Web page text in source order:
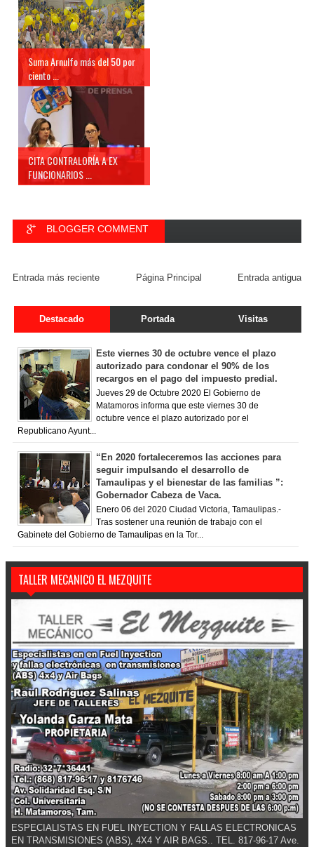
Suma Arnulfo más del 50 por
ciento ...
CITA CONTRALORÍA A EX
FUNCIONARIOS ...
BLOGGER COMMENT
Entrada más reciente Entrada antigua
Página Principal
Destacado Portada Visitas
Este viernes 30 de octubre vence el plazo
autorizado para condonar el 90% de los
recargos en el pago del impuesto predial.
Jueves 29 de Octubre 2020 El Gobierno de
Matamoros informa que este viernes 30 de
octubre vence el plazo autorizado por el
Republicano Ayunt...
“En 2020 fortaleceremos las acciones para
seguir impulsando el desarrollo de
Tamaulipas y el bienestar de las familias ”:
Gobernador Cabeza de Vaca.
Enero 06 del 2020 Ciudad Victoria, Tamaulipas.-
Tras sostener una reunión de trabajo con el
Gabinete del Gobierno de Tamaulipas en la Tor...
TALLER MECANICO EL MEZQUITE
ESPECIALISTAS EN FUEL INYECTION Y FALLAS ELECTRONICAS
EN TRANSMISIONES (ABS), 4X4 Y AIR BAGS.. TEL. 817-96-17 Ave.